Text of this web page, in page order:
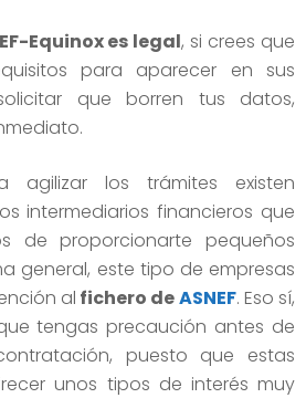
Equinox es legal, si crees que
para aparecer en sus
que borren tus datos,
agilizar los trámites existen
intermediarios financieros que
de proporcionarte pequeños
general, este tipo de empresas
al fichero deASNEF. Eso sí,
tengas precaución antes de
puesto que estas
unos tipos de interés muy